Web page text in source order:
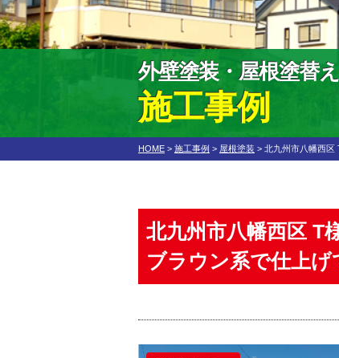
外壁塗装・屋根塗替
施工事例
HOME > 施工事例 > 屋根塗装 > 北九州市八幡西区
北九州市八幡西区 T
ブラウン系で仕上げ